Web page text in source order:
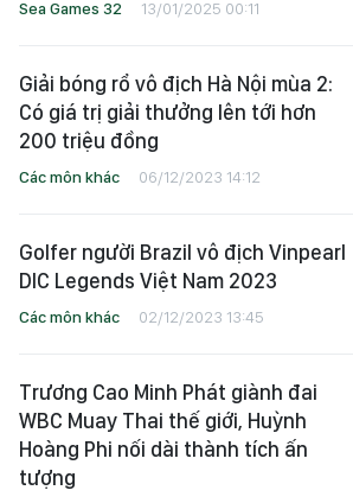
Sea Games 32 13/01/2025 00:11
Giải bóng rổ vô địch Hà Nội mùa 2:
Có giá trị giải thưởng lên tới hơn
200 triệu đồng
Các môn khác 06/12/2023 14:12
Golfer người Brazil vô địch Vinpearl
DIC Legends Việt Nam 2023
Các môn khác 02/12/2023 13:45
Trương Cao Minh Phát giành đai
WBC Muay Thai thế giới, Huỳnh
Hoàng Phi nối dài thành tích ấn
tượng